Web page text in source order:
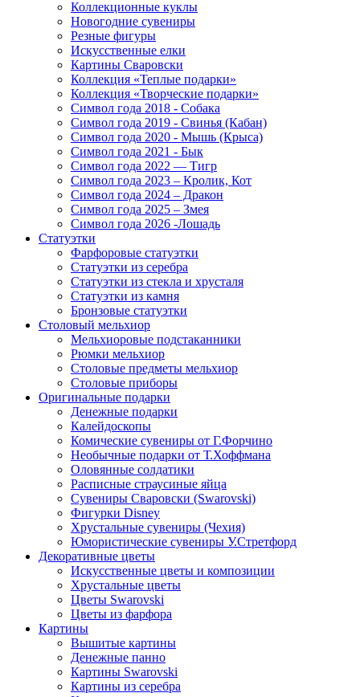
Коллекционные куклы
Новогодние сувениры
Резные фигуры
Искусственные елки
Картины Сваровски
Коллекция «Теплые подарки»
Коллекция «Творческие подарки»
Символ года 2018 - Собака
Символ года 2019 - Свинья (Кабан)
Символ года 2020 - Мышь (Крыса)
Символ года 2021 - Бык
Символ года 2022 — Тигр
Символ года 2023 – Кролик, Кот
Символ года 2024 – Дракон
Символ года 2025 – Змея
Символ года 2026 -Лошадь
Статуэтки
Фарфоровые статуэтки
Статуэтки из серебра
Статуэтки из стекла и хрусталя
Статуэтки из камня
Бронзовые статуэтки
Столовый мельхиор
Мельхиоровые подстаканники
Рюмки мельхиор
Столовые предметы мельхиор
Столовые приборы
Оригинальные подарки
Денежные подарки
Калейдоскопы
Комические сувениры от Г.Форчино
Необычные подарки от Т.Хоффмана
Оловянные солдатики
Расписные страусиные яйца
Сувениры Сваровски (Swarovski)
Фигурки Disney
Хрустальные сувениры (Чехия)
Юмористические сувениры У.Стретфорд
Декоративные цветы
Искусственные цветы и композиции
Хрустальные цветы
Цветы Swarovski
Цветы из фарфора
Картины
Вышитые картины
Денежные панно
Картины Swarovski
Картины из серебра